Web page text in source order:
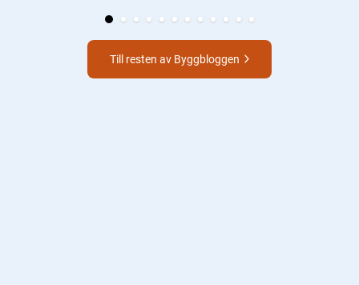
Till resten av Byggbloggen